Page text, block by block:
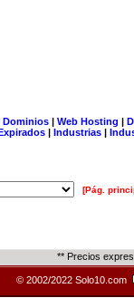
Dominios| Web Hosting |
| Industrias |
[Pág.
** Precios
© 2002/2022 Solo10.com